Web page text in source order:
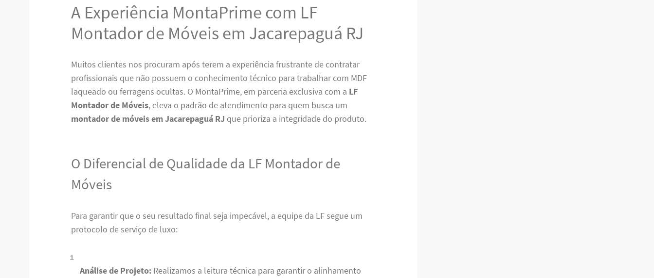
A Experiência MontaPrime com LF
Montador de Móveis em Jacarepaguá RJ
Muitos clientes nos procuram após terem a experiência frustrante de contratar
profissionais que não possuem o conhecimento técnico para trabalhar com MDF
laqueado ou ferragens ocultas. O MontaPrime, em parceria exclusiva com a LF
Montador de Móveis, eleva o padrão de atendimento para quem busca um
montador de móveis em Jacarepaguá RJ que prioriza a integridade do produto.
O Diferencial de Qualidade da LF Montador de
Móveis
Para garantir que o seu resultado final seja impecável, a equipe da LF segue um
protocolo de serviço de luxo:
Análise de Projeto: Realizamos a leitura técnica para garantir o alinhamento